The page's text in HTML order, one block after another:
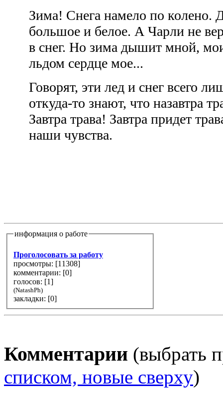
Зима! Снега намело по колено.
большое и белое. А Чарли не
в снег. Но зима дышит мной,
льдом сердце мое...
Говорят, эти лед и снег всего
откуда-то знают, что назавтра
Завтра трава! Завтра придет
наши чувства.
информация о работе
Проголосовать за работу
просмотры: [11308]
комментарии: [0]
голосов: [1]
(NatashPh)
закладки: [0]
Комментарии (выбрать
списком, новые сверху)